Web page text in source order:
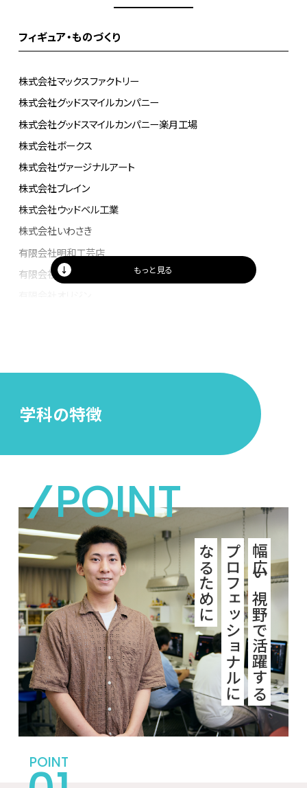
フィギュア・ものづくり
株式会社マックスファクトリー
株式会社グッドスマイルカンパニー
株式会社グッドスマイルカンパニー楽月工場
株式会社ボークス
株式会社ヴァージナルアート
株式会社ブレイン
株式会社ウッドベル工業
株式会社いわさき
有限会社明和工芸店
有限会社アール・シー・ベルグ
学科の特徴
幅広い視野で活躍する
プロフェッショナルに
なるために